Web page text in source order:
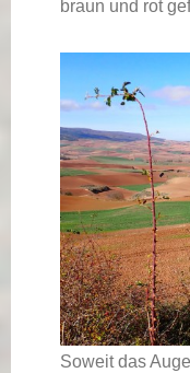
braun und rot
Soweit das